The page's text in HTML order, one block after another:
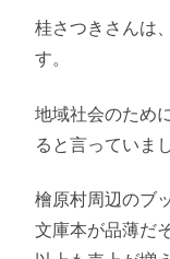
桂さつきさんは
す。
地域社会のため
ると言っていま
檜原村周辺のブ
文庫本が品薄だ